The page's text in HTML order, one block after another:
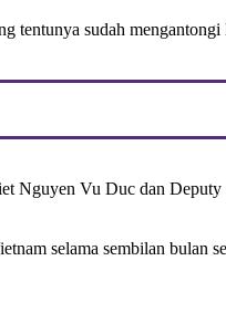
tentunya sudah mengantongi
Nguyen Vu Duc dan
selama sembilan bulan